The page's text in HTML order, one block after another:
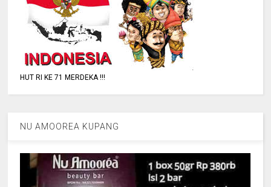
HUT RI KE 71 MERDEKA !!!
NU AMOOREA KUPANG